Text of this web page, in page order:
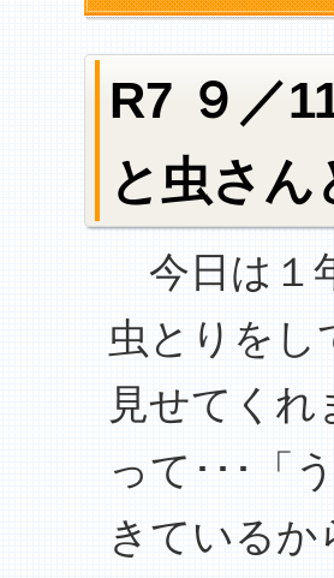
R7 ９／
と虫さん
今日は１
虫とりをし
見せてく
って･･･「
きている